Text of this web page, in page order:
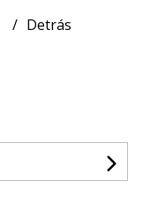
Detrás